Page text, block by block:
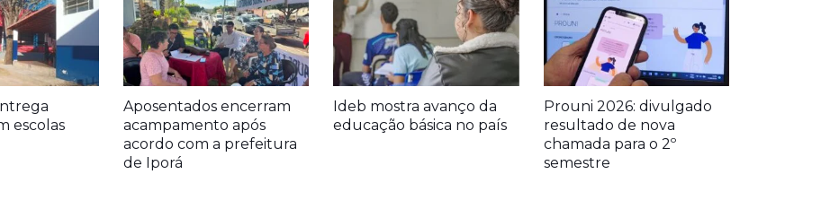
escolas
Aposentados encerram
acampamento após
acordo com a prefeitura
de Iporá
Ideb mostra avanço da
educação básica no país
Prouni 2026: divulgado
resultado de nova
chamada para o 2º
semestre